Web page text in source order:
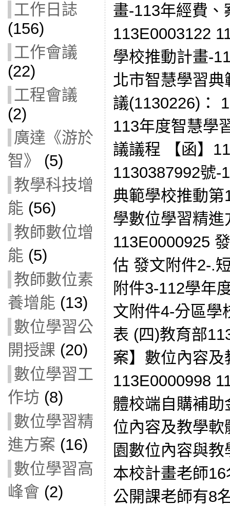
工作日誌
(156)
工作會議
(22)
工程會議
(2)
廣達《游於
智》
(5)
教學科技增
能 (56)
教師數位增
能 (5)
教師數位素
養增能 (13)
數位學習公
開授課 (20)
數位學習工
作坊 (8)
數位學習精
進方案 (16)
數位學習高
峰會 (2)
畫-113年經費
113E0003122
學校推動計畫-
北市智慧學習
議(1130226)：
113年度智慧學
議議程 【函】
1130387992號-
典範學校推動
學數位學習精進
113E0000925
估 發文附件2-.
附件3-112學年
文附件4-分區學
表 (四)教育部
案】數位內容及
113E0000998
體校端自購補
位內容及教學
園數位內容與
本校計畫老師
公開課老師有8